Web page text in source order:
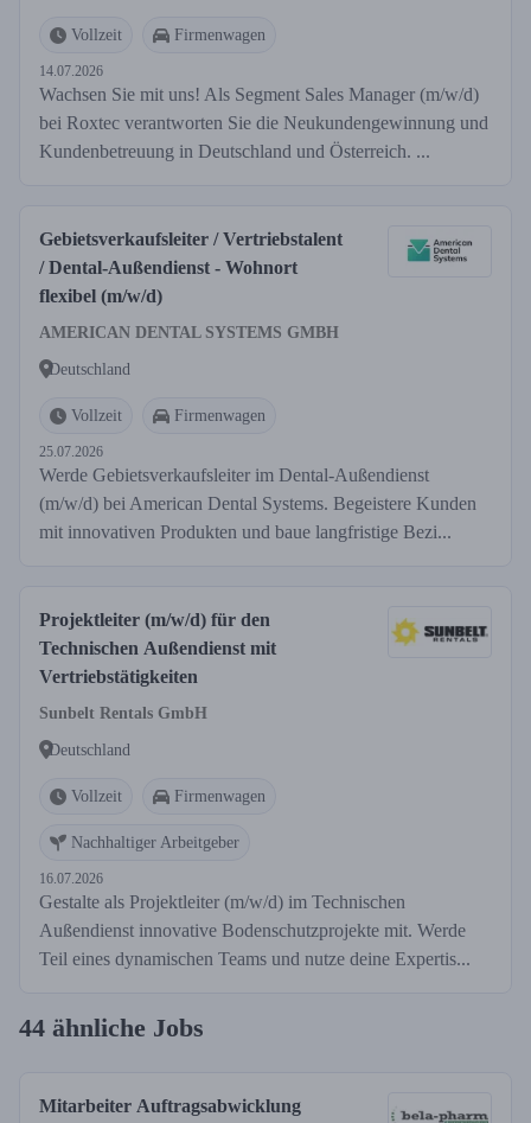
Vollzeit Firmenwagen
14.07.2026
Wachsen Sie mit uns! Als Segment Sales Manager (m/w/d)
bei Roxtec verantworten Sie die Neukundengewinnung und
Kundenbetreuung in Deutschland und Österreich. ...
Gebietsverkaufsleiter / Vertriebstalent
/ Dental-Außendienst - Wohnort
flexibel (m/w/d)
AMERICAN DENTAL SYSTEMS GMBH
Deutschland
Vollzeit Firmenwagen
25.07.2026
Werde Gebietsverkaufsleiter im Dental-Außendienst
(m/w/d) bei American Dental Systems. Begeistere Kunden
mit innovativen Produkten und baue langfristige Bezi...
Projektleiter (m/w/d) für den
Technischen Außendienst mit
Vertriebstätigkeiten
Sunbelt Rentals GmbH
Deutschland
Vollzeit Firmenwagen
Nachhaltiger Arbeitgeber
16.07.2026
Gestalte als Projektleiter (m/w/d) im Technischen
Außendienst innovative Bodenschutzprojekte mit. Werde
Teil eines dynamischen Teams und nutze deine Expertis...
44 ähnliche Jobs
Mitarbeiter Auftragsabwicklung